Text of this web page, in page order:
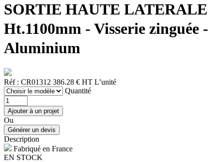
SORTIE HAUTE LATERALE
Ht.1100mm - Visserie zinguée -
Aluminium
Réf : CR01312 386.28 € HT L’unité
Quantité
Ou
Description
Fabriqué en France
EN STOCK